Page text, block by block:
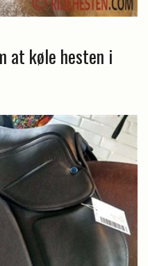
at køle hesten i